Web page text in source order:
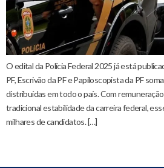
O edital da Polícia Federal 2025 já está
PF, Escrivão da PF e Papiloscopista da PF
distribuídas em todo o país. Com remuneração
tradicional estabilidade da carreira federal,
milhares de candidatos. […]